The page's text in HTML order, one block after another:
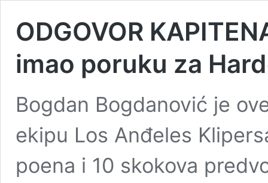
ODGOVOR
imao poruku za
Bogdan Bogdanović je
ekipu Los Anđeles
poena i 10 skokova